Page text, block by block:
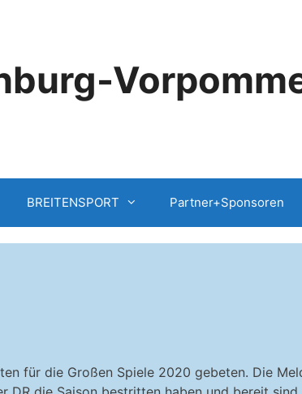
BREITENSPORT Partner+Sponsoren
für die Großen Spiele 2020 gebeten. Die